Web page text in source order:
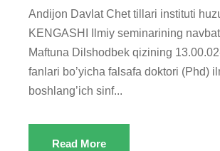
Andijon Davlat Chet tillari instituti
KENGASHI Ilmiy seminarining
Maftuna Dilshodbek qizining
fanlari bo’yicha falsafa doktori (Phd)
boshlang’ich sinf...
Read More